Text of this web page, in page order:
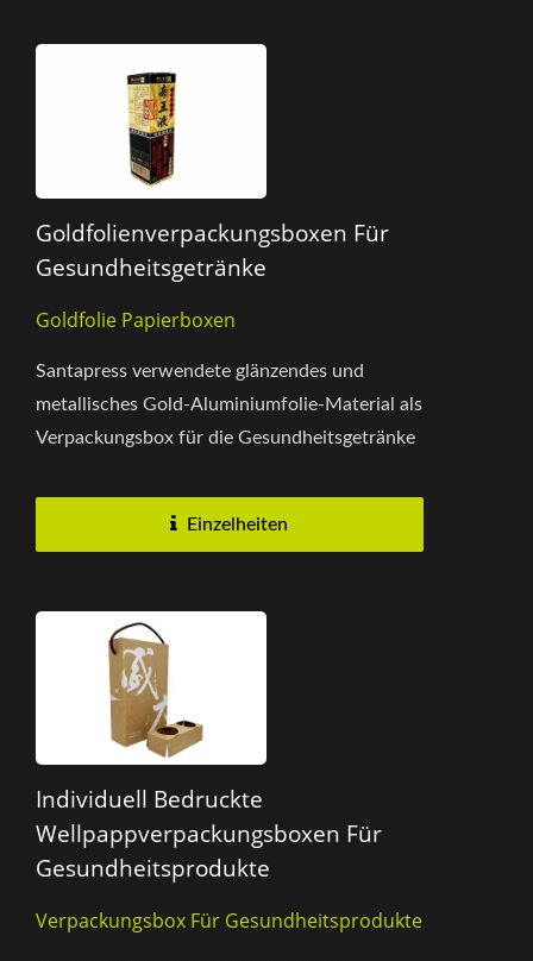
Goldfolienverpackungsboxen Für
Gesundheitsgetränke
Goldfolie Papierboxen
Santapress verwendete glänzendes und
metallisches Gold-Aluminiumfolie-Material als
Verpackungsbox für die Gesundheitsgetränke
Einzelheiten
Individuell Bedruckte
Wellpappverpackungsboxen Für
Gesundheitsprodukte
Verpackungsbox Für Gesundheitsprodukte